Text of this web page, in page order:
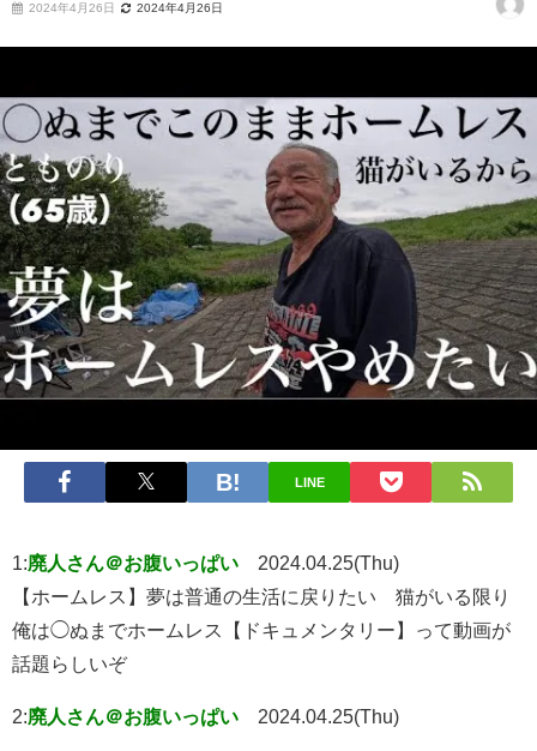
2024年4月26日 2024年4月26日
LINE
1:廃人さん＠お腹いっぱい
2024.04.25(Thu)
【ホームレス】夢は普通の生活に戻りたい 猫がいる限り
俺は◯ぬまでホームレス【ドキュメンタリー】って動画が
話題らしいぞ
2:廃人さん＠お腹いっぱい 2024.04.25(Thu)